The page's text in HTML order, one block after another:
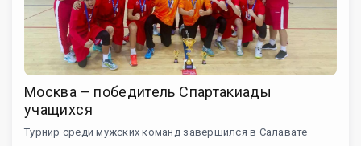
Москва – победитель Спартакиады
учащихся
Турнир среди мужских команд завершился в Салавате